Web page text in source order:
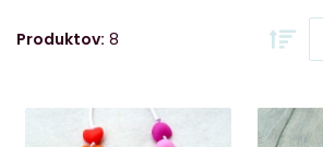
Produktov: 8